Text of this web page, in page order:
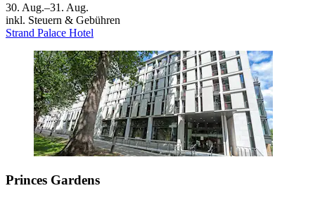
30. Aug.–31. Aug.
inkl. Steuern & Gebühren
Strand Palace Hotel
Princes Gardens